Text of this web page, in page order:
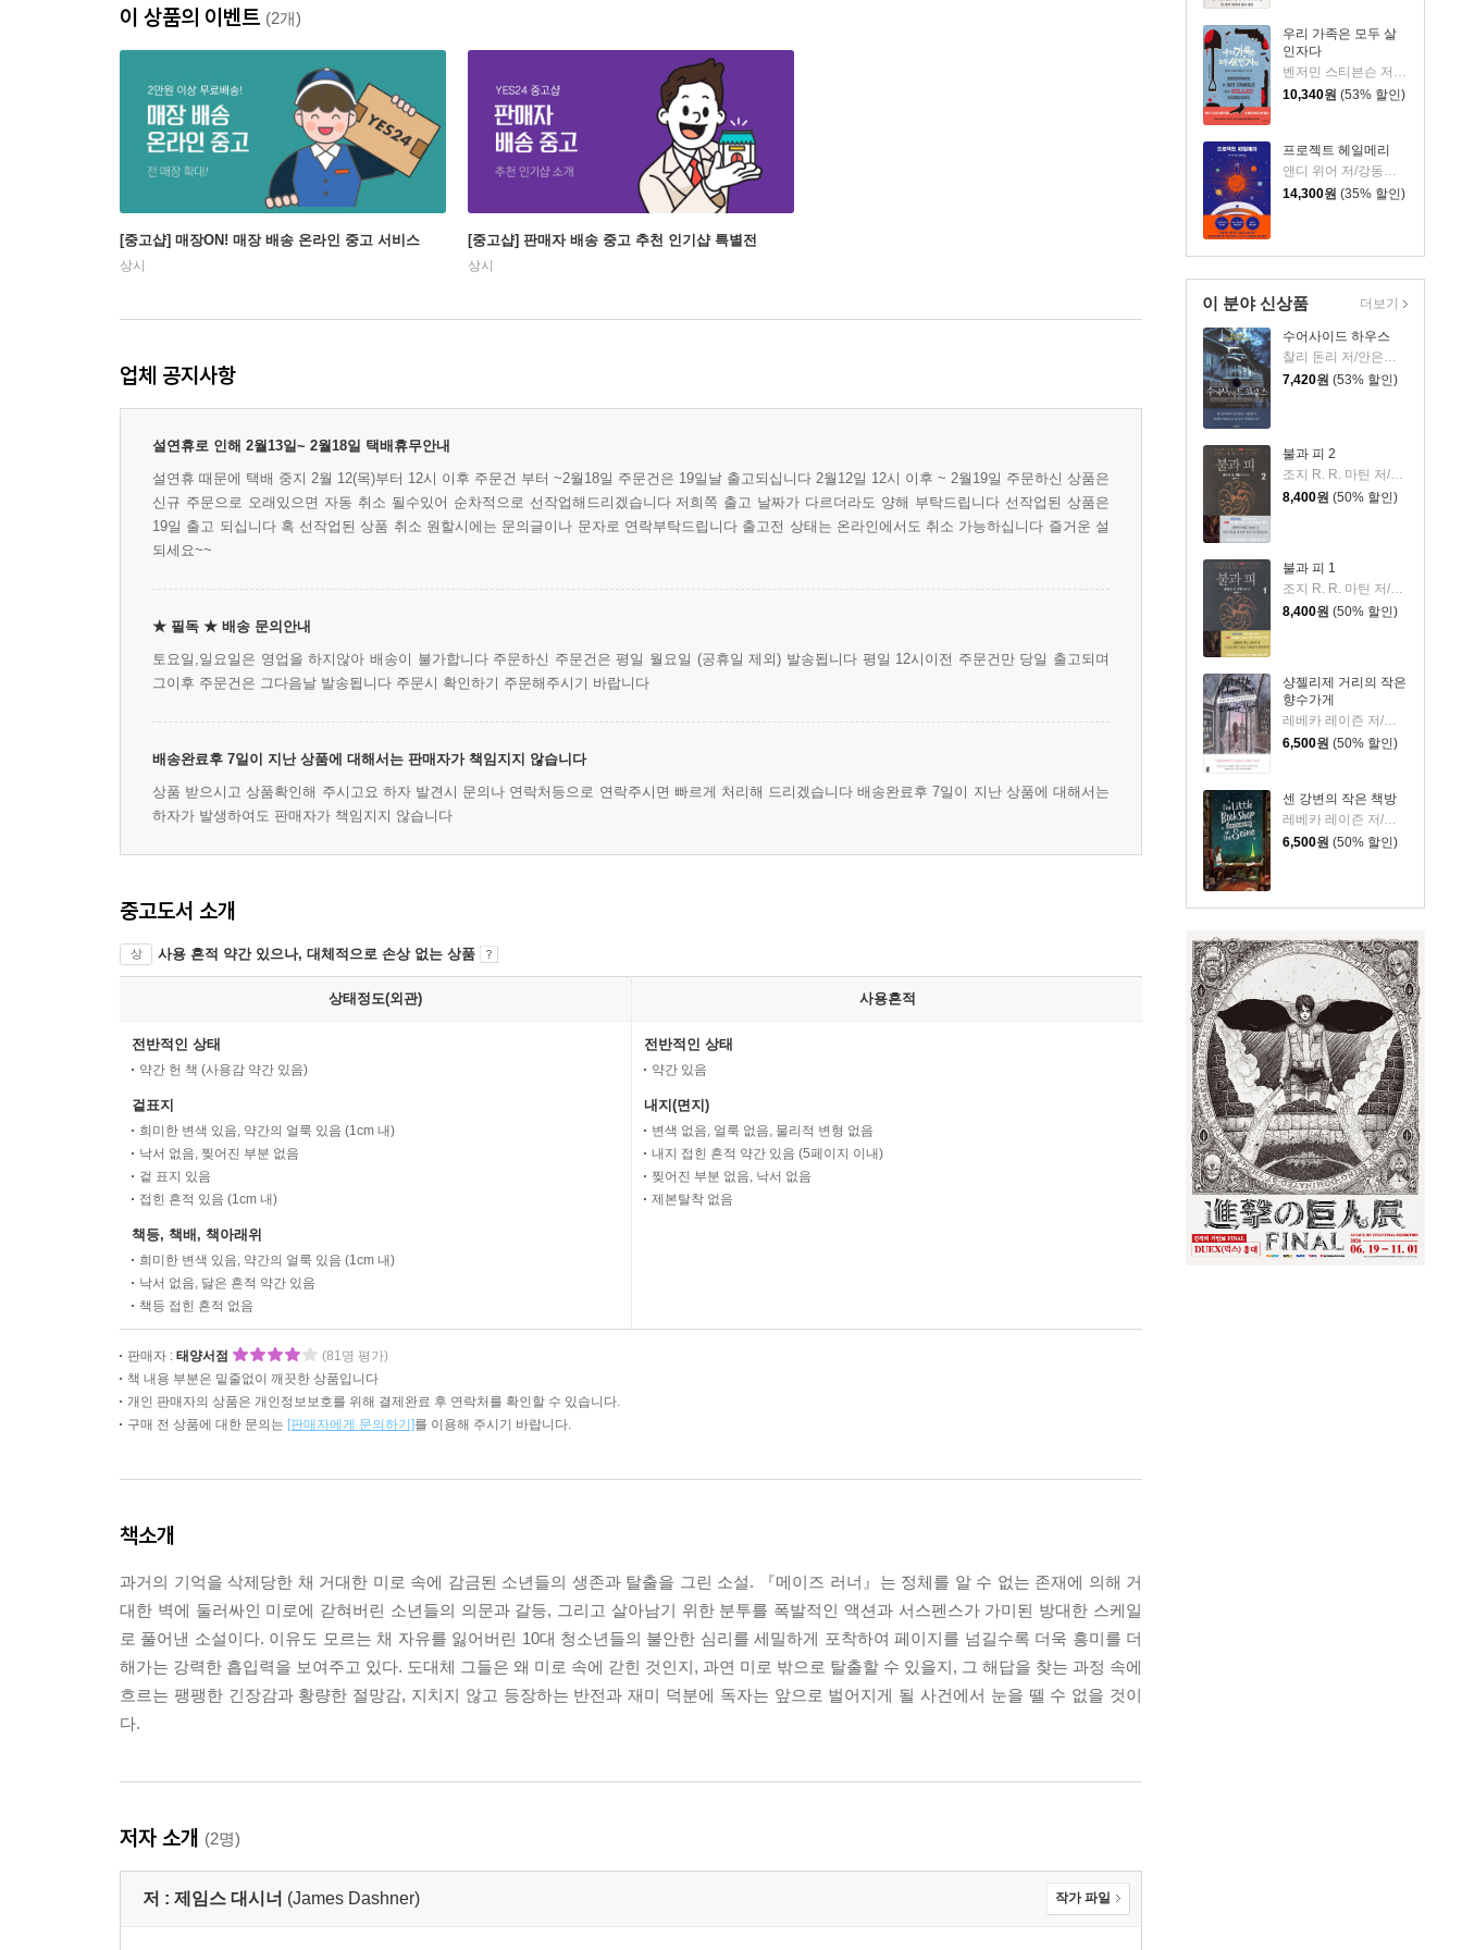
우리 가족은 모두 살
인자다
벤저민 스티븐슨 저/이수이 역
10,340원 (53% 할인)
프로젝트 헤일메리
14,300원 (35% 할인)
이 분야 신상품
수어사이드 하우스
7,420원 (53% 할인)
불과 피 2
조지 R. R. 마틴 저/김영하 역
8,400원 (50% 할인)
불과 피 1
조지 R. R. 마틴 저/김영하 역
8,400원 (50% 할인)
샹젤리제 거리의 작은
향수가게
레베카 레이즌 저/이은선 역
6,500원 (50% 할인)
센 강변의 작은 책방
레베카 레이즌 저/이은선 역
6,500원 (50% 할인)
더보기
이 상품의 이벤트 (2개)
[중고샵] 매장ON! 매장 배송 온라인 중고 서비스
상시
[중고샵] 판매자 배송 중고 추천 인기샵 특별전
상시
업체 공지사항
설연휴로 인해 2월13일~ 2월18일 택배휴무안내
설연휴 때문에 택배 중지 2월 12(목)부터 12시 이후 주문건 부터 ~2월18일 주문건은 19일날 출고되십니다 2월12일 12시 이후 ~ 2월19일 주문하신 상품은
신규 주문으로 오래있으면 자동 취소 될수있어 순차적으로 선작업해드리겠습니다 저희쪽 출고 날짜가 다르더라도 양해 부탁드립니다 선작업된 상품은
19일 출고 되십니다 혹 선작업된 상품 취소 원할시에는 문의글이나 문자로 연락부탁드립니다 출고전 상태는 온라인에서도 취소 가능하십니다 즐거운 설
되세요~~
★ 필독 ★ 배송 문의안내
토요일,일요일은 영업을 하지않아 배송이 불가합니다 주문하신 주문건은 평일 월요일 (공휴일 제외) 발송됩니다 평일 12시이전 주문건만 당일 출고되며
그이후 주문건은 그다음날 발송됩니다 주문시 확인하기 주문해주시기 바랍니다
배송완료후 7일이 지난 상품에 대해서는 판매자가 책임지지 않습니다
상품 받으시고 상품확인해 주시고요 하자 발견시 문의나 연락처등으로 연락주시면 빠르게 처리해 드리겠습니다 배송완료후 7일이 지난 상품에 대해서는
하자가 발생하여도 판매자가 책임지지 않습니다
중고도서 소개
상 사용 흔적 약간 있으나, 대체적으로 손상 없는 상품
상태정도(외관) 사용흔적
전반적인 상태
약간 헌 책 (사용감 약간 있음)
겉표지
희미한 변색 있음, 약간의 얼룩 있음 (1cm 내)
낙서 없음, 찢어진 부분 없음
겉 표지 있음
접힌 흔적 있음 (1cm 내)
책등, 책배, 책아래위
희미한 변색 있음, 약간의 얼룩 있음 (1cm 내)
낙서 없음, 닳은 흔적 약간 있음
책등 접힌 흔적 없음
전반적인 상태
약간 있음
내지(면지)
변색 없음, 얼룩 없음, 물리적 변형 없음
내지 접힌 흔적 약간 있음 (5페이지 이내)
찢어진 부분 없음, 낙서 없음
제본탈착 없음
판매자 : 태양서점
(81명 평가)
책 내용 부분은 밑줄없이 깨끗한 상품입니다
개인 판매자의 상품은 개인정보보호를 위해 결제완료 후 연락처를 확인할 수 있습니다.
구매 전 상품에 대한 문의는 [판매자에게 문의하기]를 이용해 주시기 바랍니다.
책소개
과거의 기억을 삭제당한 채 거대한 미로 속에 감금된 소년들의 생존과 탈출을 그린 소설. 『메이즈 러너』는 정체를 알 수 없는 존재에 의해 거
대한 벽에 둘러싸인 미로에 갇혀버린 소년들의 의문과 갈등, 그리고 살아남기 위한 분투를 폭발적인 액션과 서스펜스가 가미된 방대한 스케일
로 풀어낸 소설이다. 이유도 모르는 채 자유를 잃어버린 10대 청소년들의 불안한 심리를 세밀하게 포착하여 페이지를 넘길수록 더욱 흥미를 더
해가는 강력한 흡입력을 보여주고 있다. 도대체 그들은 왜 미로 속에 갇힌 것인지, 과연 미로 밖으로 탈출할 수 있을지, 그 해답을 찾는 과정 속에
흐르는 팽팽한 긴장감과 황량한 절망감, 지치지 않고 등장하는 반전과 재미 덕분에 독자는 앞으로 벌어지게 될 사건에서 눈을 뗄 수 없을 것이
다.
저자 소개 (2명)
저 : 제임스 대시너 (James Dashner) 작가 파일